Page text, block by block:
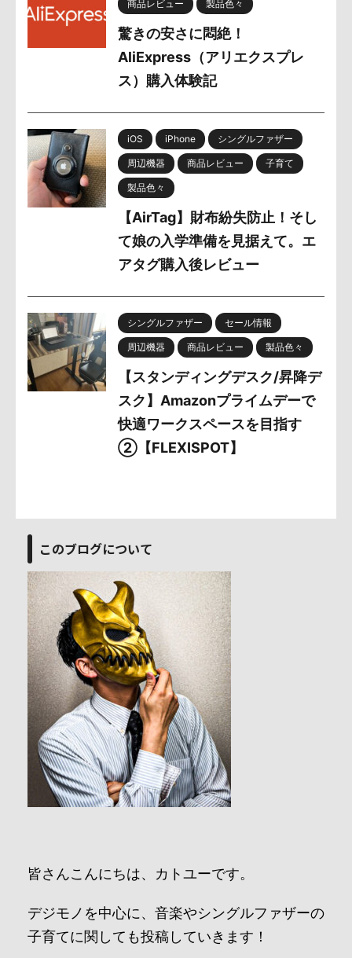
商品レビュー 製品色々
驚きの安さに悶絶！
AliExpress（アリエクスプレ
ス）購入体験記
iOS iPhone シングルファザー
周辺機器 商品レビュー 子育て
製品色々
【AirTag】財布紛失防止！そし
て娘の入学準備を見据えて。エ
アタグ購入後レビュー
シングルファザー セール情報
周辺機器 商品レビュー 製品色々
【スタンディングデスク/昇降デ
スク】Amazonプライムデーで
快適ワークスペースを目指す
②【FLEXISPOT】
このブログについて
皆さんこんにちは、カトユーです。
デジモノを中心に、音楽やシングルファザーの
子育てに関しても投稿していきます！